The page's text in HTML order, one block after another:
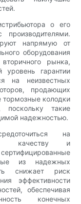
о его
напрямую от
оборудования
рынка,
уровень гарантии
на неизвестных
продающих
тормозные колодки
поскольку такие
надежностью.
на
качеству и
из надежных
снижает риск
эффективности
обеспечивая
конечных